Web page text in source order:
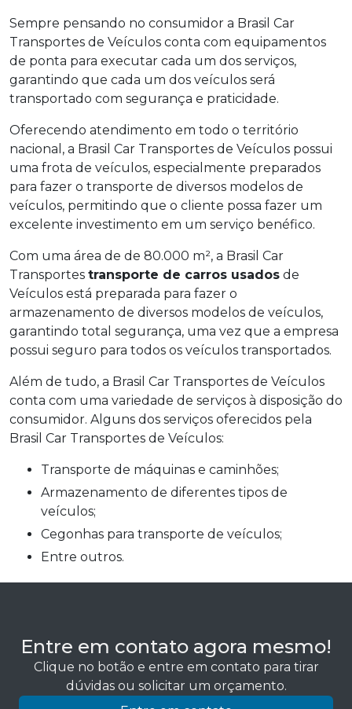
Sempre pensando no consumidor a Brasil Car
Transportes de Veículos conta com equipamentos
de ponta para executar cada um dos serviços,
garantindo que cada um dos veículos será
transportado com segurança e praticidade.
Oferecendo atendimento em todo o território
nacional, a Brasil Car Transportes de Veículos possui
uma frota de veículos, especialmente preparados
para fazer o transporte de diversos modelos de
veículos, permitindo que o cliente possa fazer um
excelente investimento em um serviço benéfico.
Com uma área de de 80.000 m², a Brasil Car
Transportes transporte de carros usados de
Veículos está preparada para fazer o
armazenamento de diversos modelos de veículos,
garantindo total segurança, uma vez que a empresa
possui seguro para todos os veículos transportados.
Além de tudo, a Brasil Car Transportes de Veículos
conta com uma variedade de serviços à disposição do
consumidor. Alguns dos serviços oferecidos pela
Brasil Car Transportes de Veículos:
Transporte de máquinas e caminhões;
Armazenamento de diferentes tipos de
veículos;
Cegonhas para transporte de veículos;
Entre outros.
Entre em contato agora mesmo!
Clique no botão e entre em contato para tirar
dúvidas ou solicitar um orçamento.